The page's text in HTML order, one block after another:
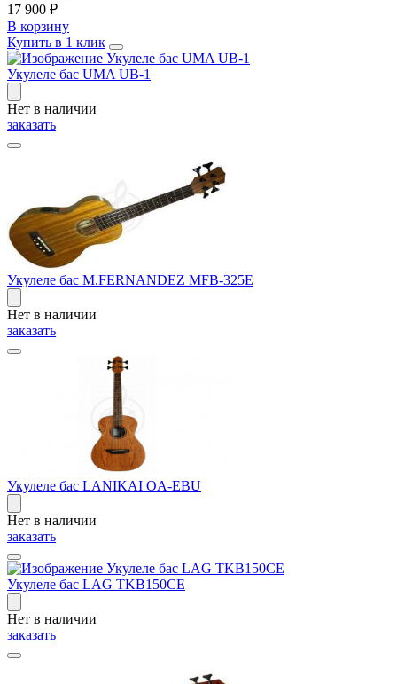
17 900 ₽
В корзину
Купить в 1 клик
Укулеле бас UMA UB-1
Нет в наличии
заказать
Укулеле бас M.FERNANDEZ MFB-325E
Нет в наличии
заказать
Укулеле бас LANIKAI OA-EBU
Нет в наличии
заказать
Укулеле бас LAG TKB150CE
Нет в наличии
заказать